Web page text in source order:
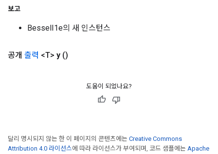
보고
BesselI1e의 새 인스턴스
공개 출력 <T> y ()
도움이 되었나요?
달리 명시되지 않는 한 이 페이지의 콘텐츠에는 Creative Commons
Attribution 4.0 라이선스에 따라 라이선스가 부여되며, 코드 샘플에는 Apache